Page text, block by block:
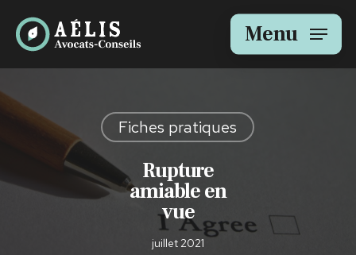
main
content
Menu
Fiches pratiques
Rupture
amiable en
vue
juillet 2021